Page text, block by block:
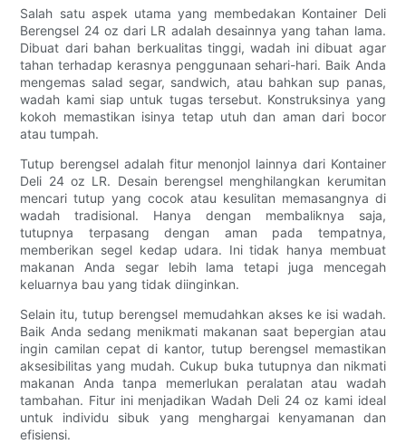
Salah satu aspek utama yang membedakan Kontainer Deli
Berengsel 24 oz dari LR adalah desainnya yang tahan lama.
Dibuat dari bahan berkualitas tinggi, wadah ini dibuat agar
tahan terhadap kerasnya penggunaan sehari-hari. Baik Anda
mengemas salad segar, sandwich, atau bahkan sup panas,
wadah kami siap untuk tugas tersebut. Konstruksinya yang
kokoh memastikan isinya tetap utuh dan aman dari bocor
atau tumpah.
Tutup berengsel adalah fitur menonjol lainnya dari Kontainer
Deli 24 oz LR. Desain berengsel menghilangkan kerumitan
mencari tutup yang cocok atau kesulitan memasangnya di
wadah tradisional. Hanya dengan membaliknya saja,
tutupnya terpasang dengan aman pada tempatnya,
memberikan segel kedap udara. Ini tidak hanya membuat
makanan Anda segar lebih lama tetapi juga mencegah
keluarnya bau yang tidak diinginkan.
Selain itu, tutup berengsel memudahkan akses ke isi wadah.
Baik Anda sedang menikmati makanan saat bepergian atau
ingin camilan cepat di kantor, tutup berengsel memastikan
aksesibilitas yang mudah. Cukup buka tutupnya dan nikmati
makanan Anda tanpa memerlukan peralatan atau wadah
tambahan. Fitur ini menjadikan Wadah Deli 24 oz kami ideal
untuk individu sibuk yang menghargai kenyamanan dan
efisiensi.